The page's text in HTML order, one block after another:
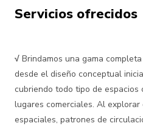
Servicios ofrecidos
√ Brindamos una gama
desde el diseño conceptual
cubriendo todo tipo de espacios
lugares comerciales. Al
espaciales, patrones de